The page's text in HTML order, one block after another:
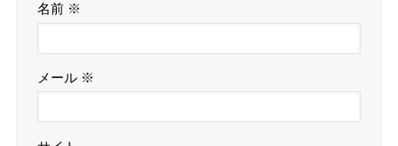
名前 ※
メール ※